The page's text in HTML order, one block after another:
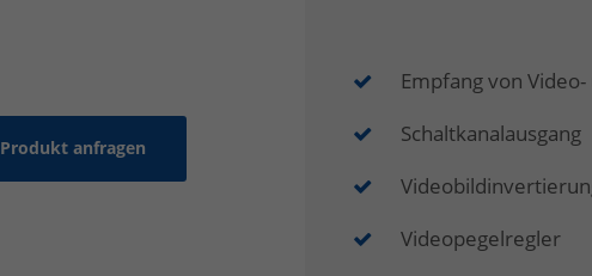
Produkt anfragen
Empfang von
Schaltkanalausgang
Videopegelregler